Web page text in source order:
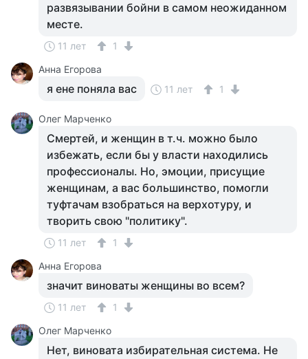
развязывании бойни в самом неожиданном
месте.
11 лет
1
Анна Егорова
я ене поняла вас 11 лет 1
Олег Марченко
Смертей, и женщин в т.ч. можно было
избежать, если бы у власти находились
профессионалы. Но, эмоции, присущие
женщинам, а вас большинство, помогли
туфтачам взобраться на верхотуру, и
творить свою "политику".
11 лет
1
Анна Егорова
значит виноваты женщины во всем?
11 лет
1
Олег Марченко
Нет, виновата избирательная система. Не